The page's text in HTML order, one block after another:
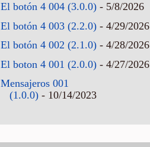
El botón 4 004 (3.0.0)- 5/8/2026
El botón 4 003 (2.2.0)- 4/29/2026
El botón 4 002 (2.1.0)- 4/28/2026
El boton 4 001 (2.0.0)- 4/27/2026
Mensajeros 001
(1.0.0)- 10/14/2023